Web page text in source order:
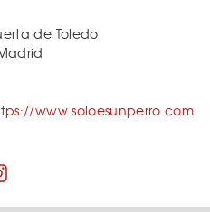
de Toledo
www.soloesunperro.com